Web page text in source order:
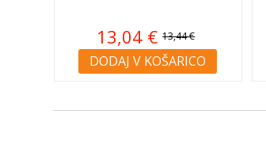
13,04 €13,44 €
DODAJ V KOŠARICO